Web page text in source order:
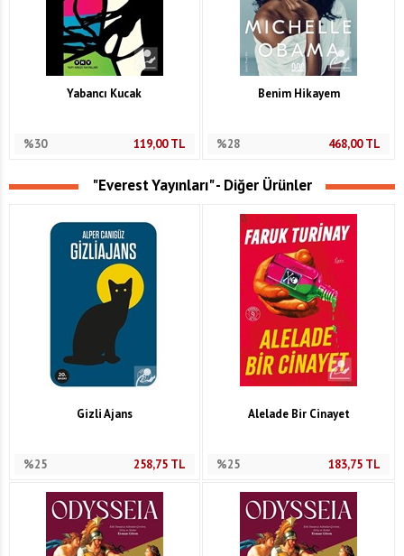
Yabancı Kucak
%30 119,00TL
Benim Hikayem
%28 468,00TL
"Everest Yayınları" - Diğer Ürünler
Gizli Ajans
%25 258,75TL
Alelade Bir Cinayet
%25 183,75 TL